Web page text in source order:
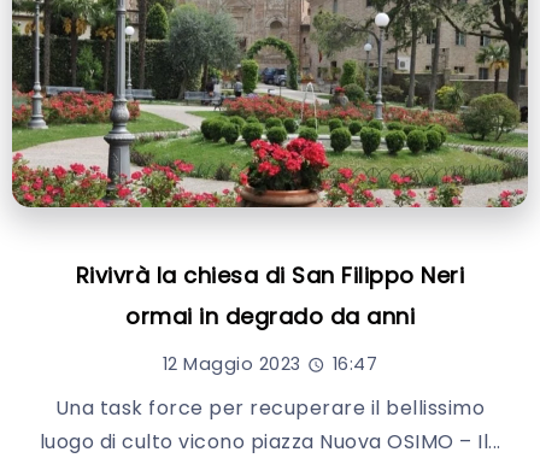
Rivivrà la chiesa di San Filippo Neri
ormai in degrado da anni
12 Maggio 2023 16:47
Una task force per recuperare il bellissimo
luogo di culto vicono piazza Nuova OSIMO – Il...